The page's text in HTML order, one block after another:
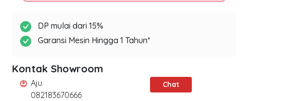
DP mulai dari 15%
Garansi Mesin Hingga 1 Tahun*
Kontak Showroom
account_circle Aju
082183670666
Chat